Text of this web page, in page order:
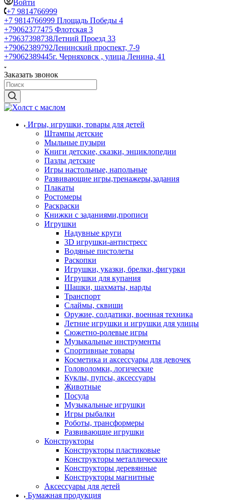
Войти
+7 9814766999
+7 9814766999 Площадь Победы 4
+79062377475 Флотская 3
+79637398738Летний Проезд 33
+79062389792Ленинский проспект, 7-9
+79062389445г. Черняховск , улица Ленина, 41
Заказать звонок
Игры, игрушки, товары для детей
Штампы детские
Мыльные пузыри
Книги детские, сказки, энциклопедии
Пазлы детские
Игры настольные, напольные
Развивающие игры,тренажеры,задания
Плакаты
Ростомеры
Раскраски
Книжки с заданиями,прописи
Игрушки
Надувные круги
3D игрушки-антистресс
Водяные пистолеты
Раскопки
Игрушки, указки, брелки, фигурки
Игрушки для купания
Шашки, шахматы, нарды
Транспорт
Слаймы, сквиши
Оружие, солдатики, военная техника
Летние игрушки и игрушки для улицы
Сюжетно-ролевые игры
Музыкальные инструменты
Спортивные товары
Косметика и аксессуары для девочек
Головоломки, логические
Куклы, пупсы, аксессуары
Животные
Посуда
Музыкальные игрушки
Игры рыбалки
Роботы, трансформеры
Развивающие игрушки
Конструкторы
Конструкторы пластиковые
Конструкторы металлические
Конструкторы деревянные
Конструкторы магнитные
Аксессуары для детей
Бумажная продукция